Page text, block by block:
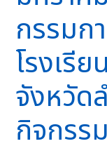
กรรมก
โรงเรี
จังหวัด
กิจกรร